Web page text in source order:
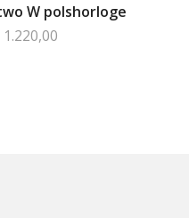
W polshorloge
1.220,00